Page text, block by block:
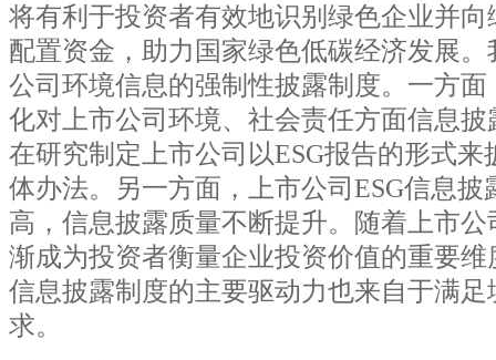
将有利于投资者有效地识别绿色企业并
配置资金，助力国家绿色低碳经济发展
公司环境信息的强制性披露制度。一方
化对上市公司环境、社会责任方面信息
在研究制定上市公司以ESG报告的形式来
体办法。另一方面，上市公司ESG信息披
高，信息披露质量不断提升。随着上市公
渐成为投资者衡量企业投资价值的重要维
信息披露制度的主要驱动力也来自于满
求。